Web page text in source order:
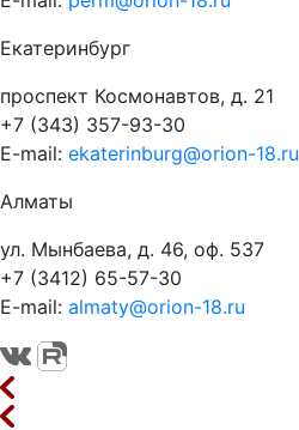
Екатеринбург
проспект Космонавтов, д. 21
+7 (343) 357-93-30
E-mail: ekaterinburg@orion-18.ru
Алматы
ул. Мынбаева, д. 46, оф. 537
+7 (3412) 65-57-30
E-mail: almaty@orion-18.ru